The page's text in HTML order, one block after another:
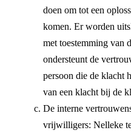
doen om tot een
komen. Er worden
met toestemming van
ondersteunt de
persoon die de klacht
van een klacht bij de
De interne
vrijwilligers: Nelleke